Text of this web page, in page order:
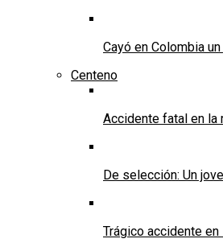
Cayó en Colombia
Centeno
Accidente fatal en la
De selección: Un
Trágico accidente